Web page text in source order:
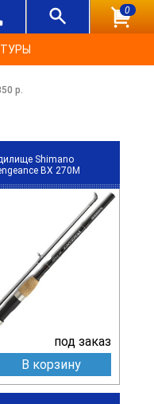
0
р.
Shimano
BX 270M
под заказ
В корзину